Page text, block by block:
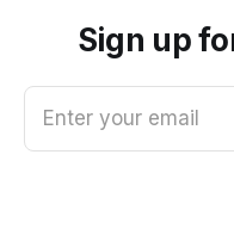
Sign up
Enter your email